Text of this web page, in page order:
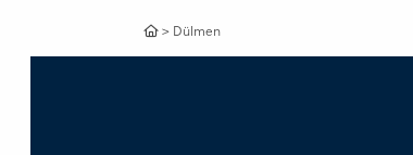
> Dülmen